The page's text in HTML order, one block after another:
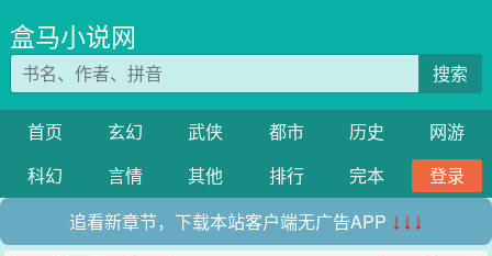
盒马小说网
搜索
首页 玄幻 武侠 都市 历史
网游
科幻
言情 其他 排行 完本
登录
追看新章节，下载本站客户端无广告APP ↓↓↓